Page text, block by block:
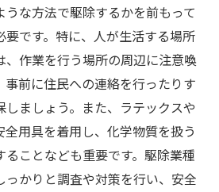
な方法で駆除するかを前もって
です。特に、人が生活する場所
、作業を行う場所の周辺に注意喚
前に住民への連絡を行ったりす
しましょう。また、ラテックスや
用具を着用し、化学物質を扱う
ことなども重要です。駆除業種
っかりと調査や対策を行い、安全